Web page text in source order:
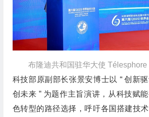
布隆迪共和国驻华大使 Télesphore
科技部原副部长张景安博士以 “ 创新
创未来 ” 为题作主旨演讲，从科技赋
色转型的路径选择，呼吁各国搭建技